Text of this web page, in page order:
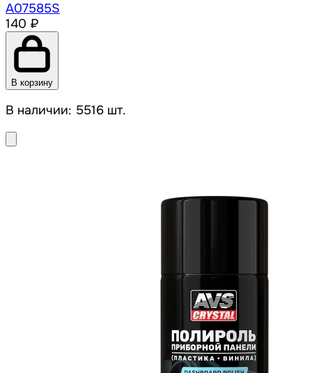
A07585S
140 ₽
В корзину
В наличии: 5516 шт.